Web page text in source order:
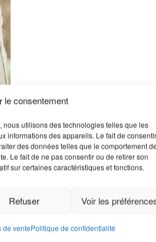
le consentement
utilisons des technologies telles que les
informations des appareils. Le fait de
des données telles que le comportement
Le fait de ne pas consentir ou de retirer son
sur certaines caractéristiques et fonctions.
Refuser Voir les
de ventePolitique de confidentialité